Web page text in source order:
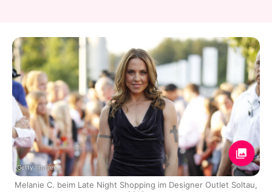
Getty Images
Melanie C. beim Late Night Shopping im Designer Outlet Soltau,